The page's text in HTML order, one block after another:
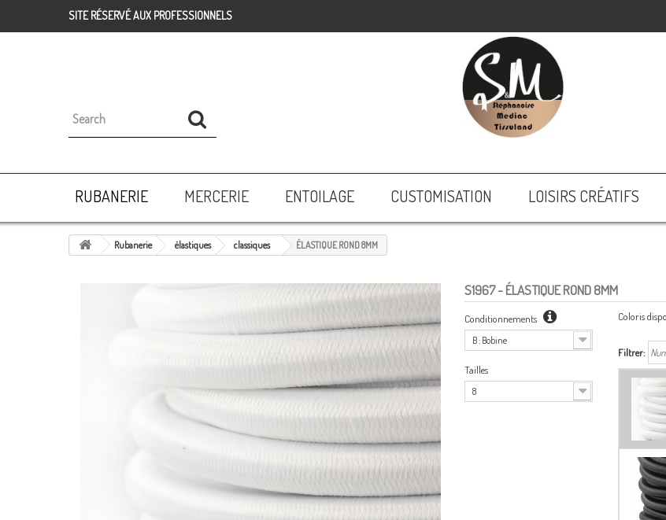
SITE RÉSERVÉ AUX PROFESSIONNELS
RUBANERIE MERCERIE ENTOILAGE CUSTOMISATION LOISIRS CRÉATIFS
Rubanerie élastiques classiques ÉLASTIQUE ROND 8MM
S1967- ÉLASTIQUE ROND 8MM
Conditionnements
B : Bobine
Tailles
8
Coloris
Filtrer: